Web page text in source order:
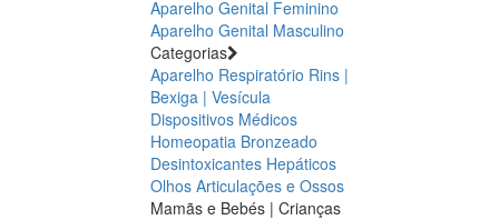
Aparelho Genital Feminino
Aparelho Genital Masculino
Categorias
Aparelho Respiratório Rins |
Bexiga | Vesícula
Dispositivos Médicos
Homeopatia Bronzeado
Desintoxicantes Hepáticos
Olhos Articulações e Ossos
Mamãs e Bebés | Crianças